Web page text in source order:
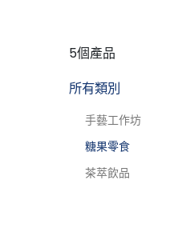
5個產品
所有類別
手藝工作坊
糖果零食
茶萃飲品